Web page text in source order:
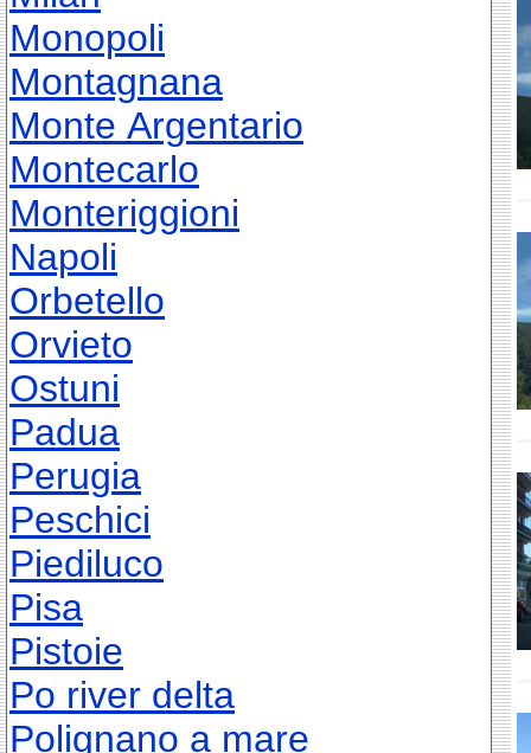
Monopoli
Montagnana
Monte Argentario
Montecarlo
Monteriggioni
Napoli
Orbetello
Orvieto
Ostuni
Padua
Perugia
Peschici
Piediluco
Pisa
Pistoie
Po river delta
Polignano a mare